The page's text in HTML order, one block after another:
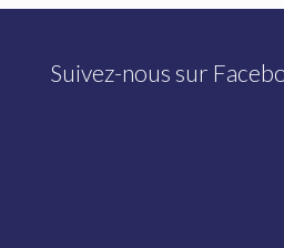
Suivez-nous sur